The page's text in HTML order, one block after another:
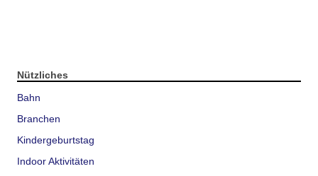
Nützliches
Bahn
Branchen
Kindergeburtstag
Indoor Aktivitäten